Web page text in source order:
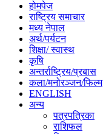
होमपेज
राष्ट्रिय समाचार
मध्य नेपाल
अर्थ/पर्यटन
शिक्षा/ स्वास्थ
कृषि
अन्तर्राष्ट्रिय/प्रबास
कला/मनोरञ्जन/फिल्म
ENGLISH
अन्य
पत्रपत्रिका
राशिफल